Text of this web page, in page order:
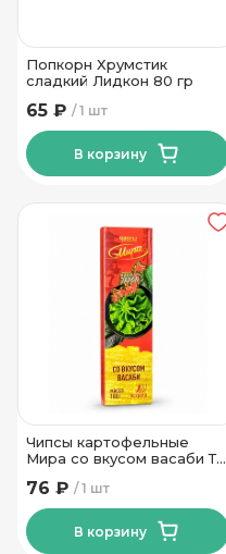
Попкорн Хрумстик
сладкий Лидкон 80 гр
1 шт
65 ₽
В корзину
Чипсы картофельные
Мира со вкусом васаби Тм
1 шт
76 ₽
В корзину